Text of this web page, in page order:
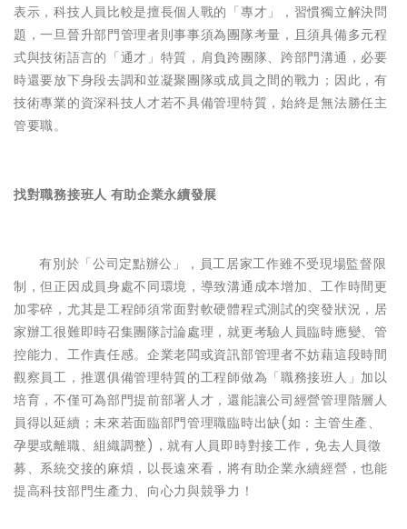
表示，科技人員比較是擅長個人戰的「專才」，習慣獨立解決問
題，一旦晉升部門管理者則事事須為團隊考量，且須具備多元程
式與技術語言的「通才」特質，肩負跨團隊、跨部門溝通，必要
時還要放下身段去調和並凝聚團隊或成員之間的戰力；因此，有
技術專業的資深科技人才若不具備管理特質，始終是無法勝任主
管要職。
找對職務接班人 有助企業永續發展
有別於「公司定點辦公」，員工居家工作雖不受現場監督限
制，但正因成員身處不同環境，導致溝通成本增加、工作時間更
加零碎，尤其是工程師須常面對軟硬體程式測試的突發狀況，居
家辦工很難即時召集團隊討論處理，就更考驗人員臨時應變、管
控能力、工作責任感。企業老闆或資訊部管理者不妨藉這段時間
觀察員工，推選俱備管理特質的工程師做為「職務接班人」加以
培育，不僅可為部門提前部署人才，還能讓公司經營管理階層人
員得以延續；未來若面臨部門管理職臨時出缺(如：主管生產、
孕嬰或離職、組織調整)，就有人員即時對接工作，免去人員徵
募、系統交接的麻煩，以長遠來看，將有助企業永續經營，也能
提高科技部門生產力、向心力與競爭力！